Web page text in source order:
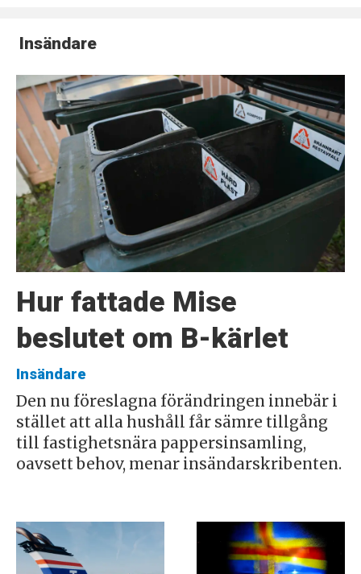
Insändare
Hur fattade Mise
beslutet om B-kärlet
Insändare
Den nu föreslagna förändringen innebär i
stället att alla hushåll får sämre tillgång
till fastighetsnära pappersinsamling,
oavsett behov, menar insändarskribenten.